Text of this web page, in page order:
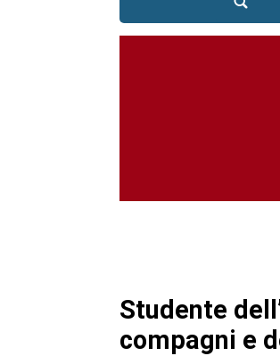
Studente
compagni e